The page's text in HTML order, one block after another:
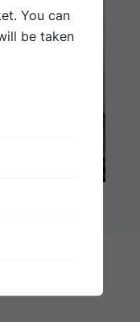
You can
be taken